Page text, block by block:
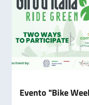
Evento "Bike